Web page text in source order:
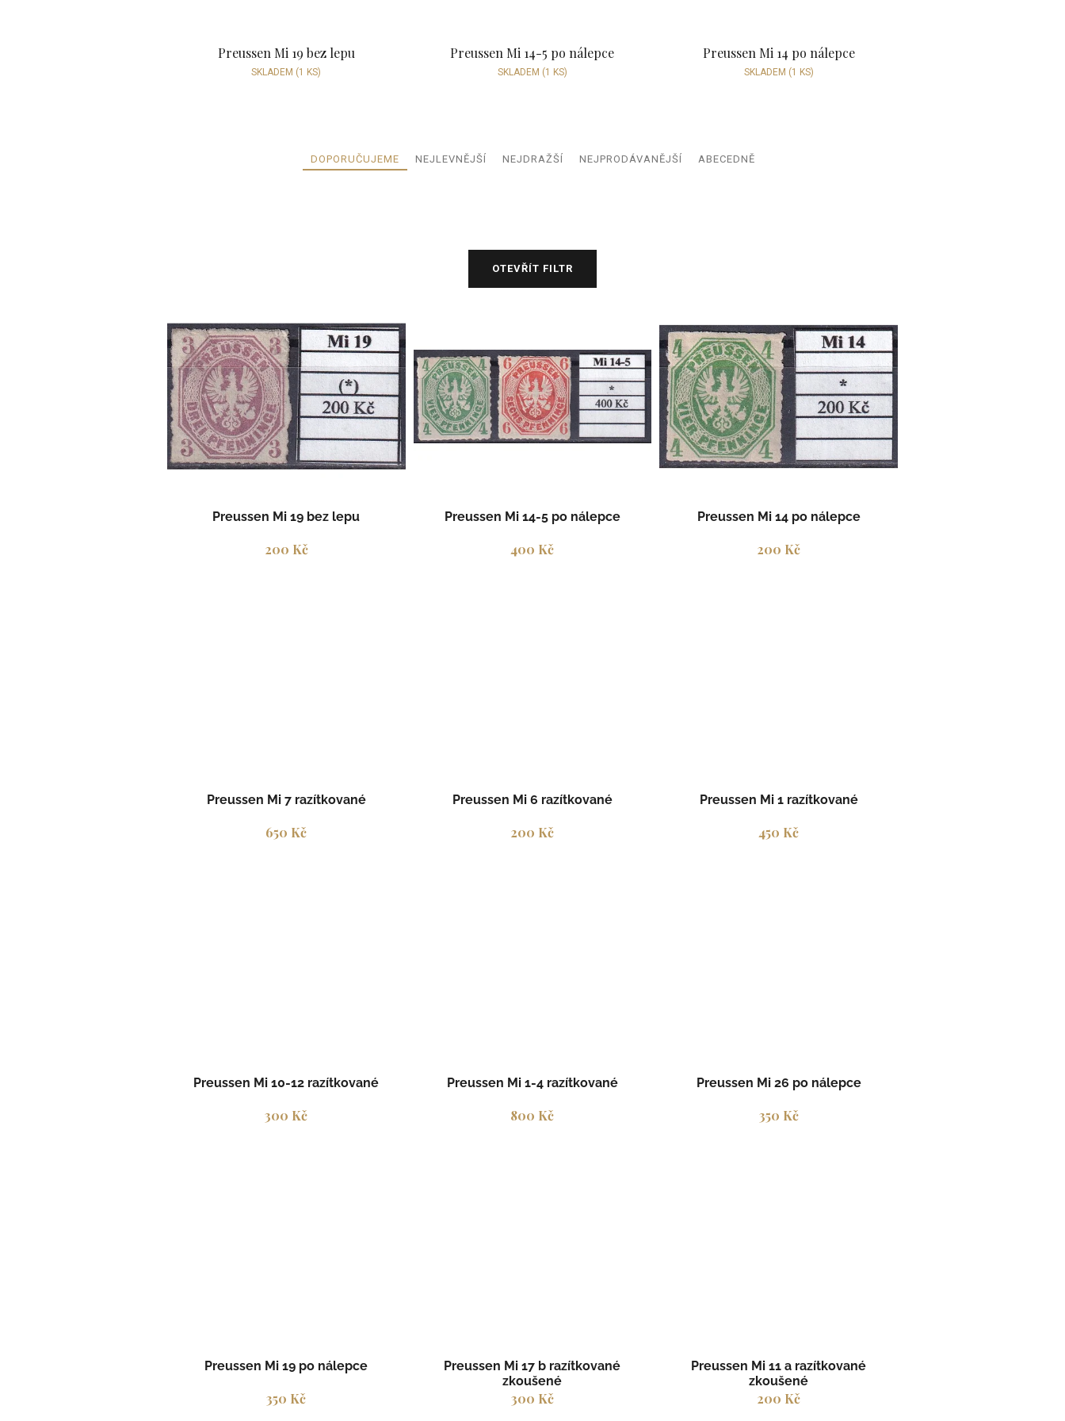
Preussen Mi 19 bez lepu
SKLADEM (1 KS)
Preussen Mi 14-5 po nálepce
SKLADEM (1 KS)
Preussen Mi 14 po nálepce
SKLADEM (1 KS)
Ř
p
k
t
ů
DOPORUČUJEME NEJLEVNĚJŠÍ NEJDRAŽŠÍ NEJPRODÁVANĚJŠÍ ABECEDNĚ
OTEVŘÍT FILTR
ý
p
s
p
r
o
d
u
Preussen Mi 19 bez lepu
200 Kč
Preussen Mi 14-5 po nálepce
400 Kč
Preussen Mi 14 po nálepce
200 Kč
Preussen Mi 7 razítkované
650 Kč
Preussen Mi 6 razítkované
200 Kč
Preussen Mi 1 razítkované
450 Kč
Preussen Mi 10-12 razítkované
300 Kč
Preussen Mi 1-4 razítkované
800 Kč
Preussen Mi 26 po nálepce
350 Kč
Preussen Mi 19 po nálepce
350 Kč
Preussen Mi 17 b razítkované
zkoušené
300 Kč
Preussen Mi 11 a razítkované
zkoušené
200 Kč